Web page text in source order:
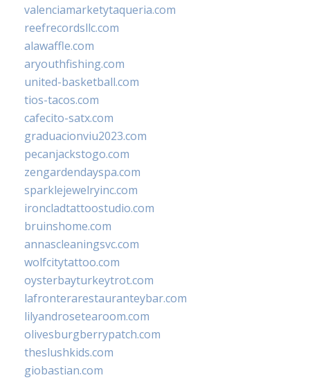
valenciamarketytaqueria.com
reefrecordsllc.com
alawaffle.com
aryouthfishing.com
united-basketball.com
tios-tacos.com
cafecito-satx.com
graduacionviu2023.com
pecanjackstogo.com
zengardendayspa.com
sparklejewelryinc.com
ironcladtattoostudio.com
bruinshome.com
annascleaningsvc.com
wolfcitytattoo.com
oysterbayturkeytrot.com
lafronterarestauranteybar.com
lilyandrosetearoom.com
olivesburgberrypatch.com
theslushkids.com
giobastian.com